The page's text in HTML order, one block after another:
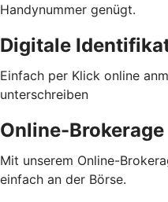
Handynummer genügt.
Digitale
Einfach per Klick online
unterschreiben
Online-Brokerage
Mit unserem Online-
einfach an der Börse.